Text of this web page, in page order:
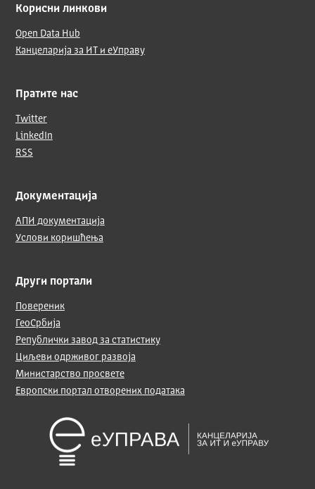
Корисни линкови
Open Data Hub
Канцеларија за ИТ и еУправу
Пратите нас
Twitter
LinkedIn
RSS
Документација
АПИ документација
Услови коришћења
Други портали
Повереник
ГеоСрбија
Републички завод за статистику
Циљеви одрживог развоја
Министарство просвете
Европски портал отворених података